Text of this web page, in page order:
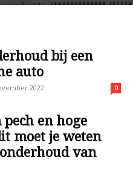
bij een
auto
2022 0
en hoge
moet je weten
van